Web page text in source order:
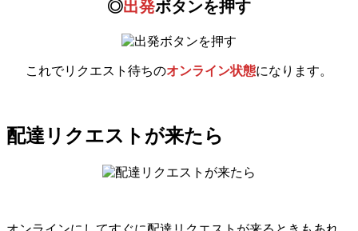
◎出発ボタンを押す
これでリクエスト待ちのオンライン状態になります。
配達リクエストが来たら